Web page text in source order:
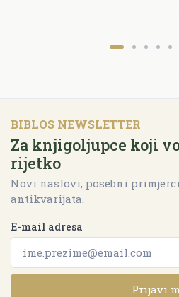
BIBLOS NEWSLETTER
Za knjigoljupce koji
rijetko
Novi naslovi, posebni
antikvarijata.
E-mail adresa
Prijavi